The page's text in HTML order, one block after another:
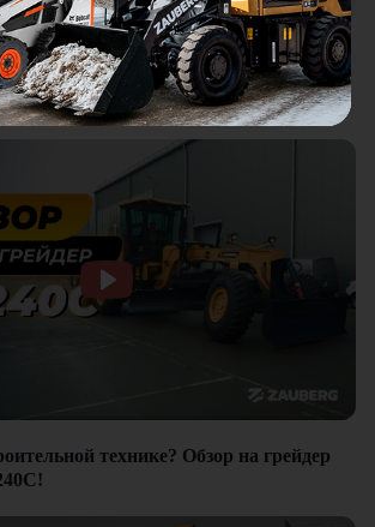
Смотреть все отзывы
технике? Обзор на грейдер